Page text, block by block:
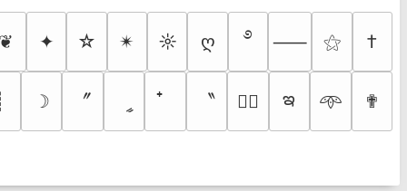
✦ ☆ ✴︎ ☼ ღ ࿔ ⸺ ⚝ †
☽ 〞 〝 ♡⃕ ఇ 𖥸 ✟